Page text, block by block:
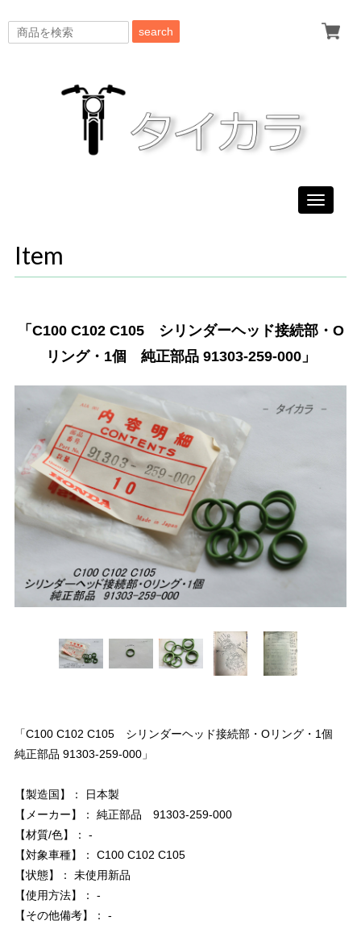
search
Toggle
Item
「C100 C102 C105 シリンダーヘッド接続部・O
リング・1個 純正部品 91303-259-000」
「C100 C102 C105 シリンダーヘッド接続部・Oリング・1個
純正部品 91303-259-000」
【製造国】： 日本製
【メーカー】： 純正部品 91303-259-000
【材質/色】： -
【対象車種】： C100 C102 C105
【状態】： 未使用新品
【使用方法】： -
【その他備考】： -